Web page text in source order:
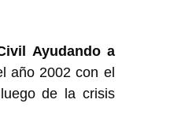
Ayudando a
año 2002 con el
de la crisis